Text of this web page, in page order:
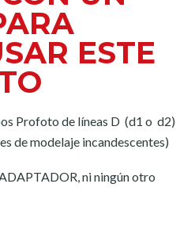
ESTE
Profoto de líneas D (d1 o d2)
de modelaje incandescentes)
ni ningún otro